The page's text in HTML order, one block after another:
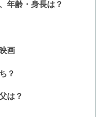
年齢・身長は？
画
？
は？